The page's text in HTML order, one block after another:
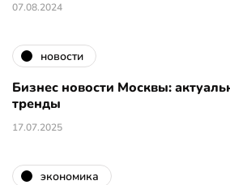
07.08.2024
новости
Бизнес новости Москвы:
тренды
17.07.2025
экономика